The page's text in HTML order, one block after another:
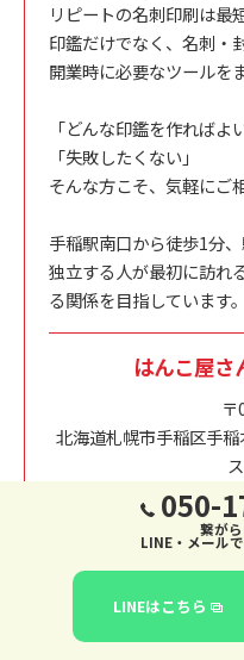
リピートの名刺印刷は最
印鑑だけでなく、名刺・
開業時に必要なツールを
「どんな印鑑を作ればよ
「失敗したくない」
そんな方こそ、気軽にご
手稲駅南口から徒歩1分、
独立する人が最初に訪れ
る関係を目指しています。
はんこ屋さ
北海道札幌市手稲区手
050-
音声自動応答対応とな
しくは公式ラインより
お問合せフォーム
公式LINE
050-
繋がら
LINE・メール
LINEはこちら